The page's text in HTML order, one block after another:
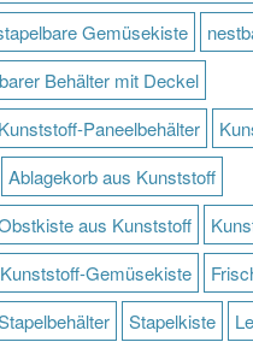
Gemüsekiste
Behälter mit Deckel
Kunststoff-Paneelbehälter
Ablagekorb aus Kunststoff
aus Kunststoff
Kunststoff-Gemüsekiste
Stapelkiste